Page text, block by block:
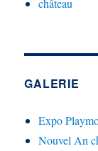
GALERIE
Expo
Nouvel An